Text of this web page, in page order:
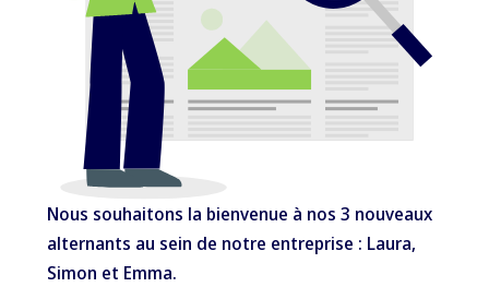
Nous souhaitons la bienvenue à nos 3 nouveaux
alternants au sein de notre entreprise : Laura,
Simon et Emma.